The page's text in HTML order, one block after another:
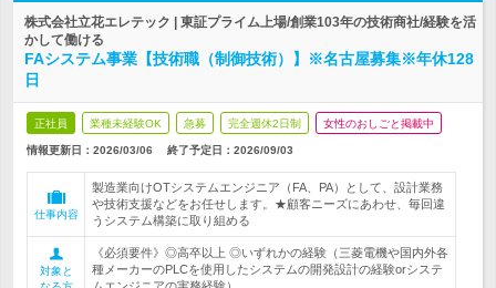
株式会社立花エレテック | 東証プライム上場/創業103年の技術商社/経験を活
かして働ける
FAシステム事業【技術職（制御技術）】※名古屋募集※年休128
日
正社員 業種未経験OK 急募 完全週休2日制 女性のおしごと掲載中
情報更新日：2026/03/06 終了予定日： 2026/09/03
仕事内容
製造業向けOTシステムエンジニア（FA、PA）として、設計業務
や技術支援などをお任せします。★顧客ニーズにあわせ、毎回違
うシステム構築に取り組める
対象と
《必須要件》◎高卒以上 ◎いずれかの経験（三菱電機や国内外各
種メーカーのPLCを使用したシステムの開発設計の経験orシステ
ムエンジニアの実務経験）